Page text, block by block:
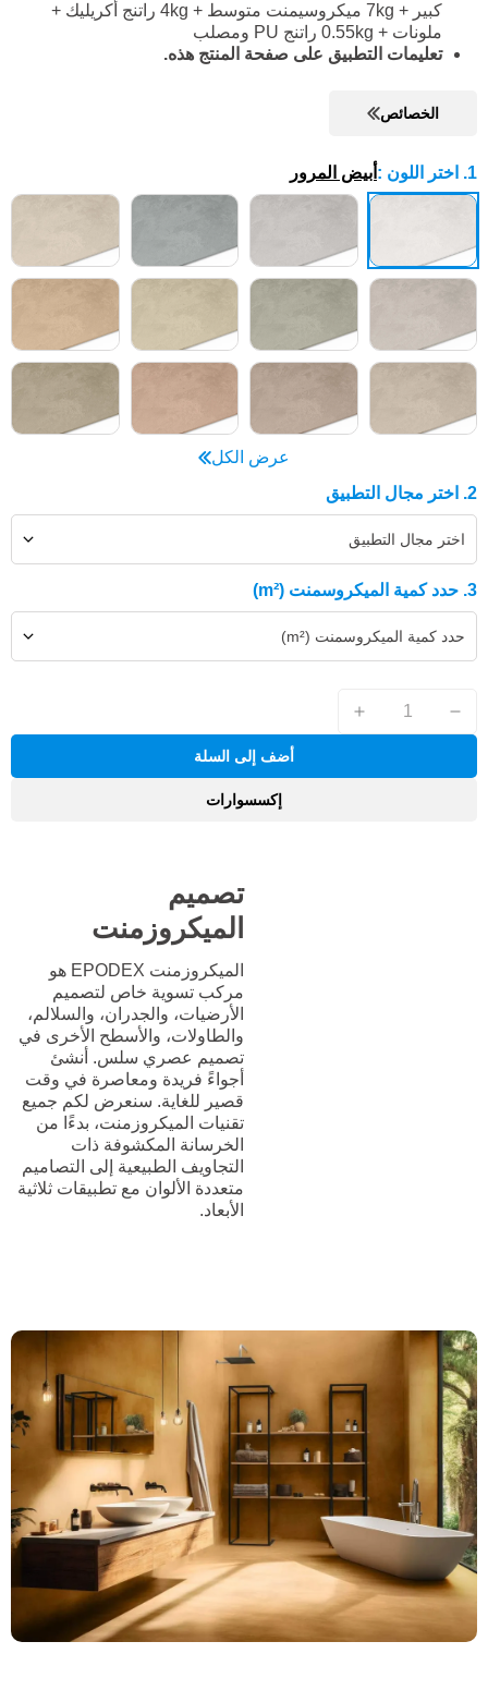
كبير + 7kg ميكروسيمنت متوسط + 4kg راتنج أكريليك +
ملونات + 0.55kg راتنج PU ومصلب
تعليمات التطبيق على صفحة المنتج هذه.
الخصائص
1. اختر اللون : أبيض المرور
عرض الكل
2. اختر مجال التطبيق
اختر مجال التطبيق
3. حدد كمية الميكروسمنت (m²)
حدد كمية الميكروسمنت (m²)
أضف إلى السلة
إكسسوارات
تصميم
الميكروزمنت
الميكروزمنت EPODEX هو
مركب تسوية خاص لتصميم
الأرضيات، والجدران، والسلالم،
والطاولات، والأسطح الأخرى في
تصميم عصري سلس. أنشئ
أجواءً فريدة ومعاصرة في وقت
قصير للغاية. سنعرض لكم جميع
تقنيات الميكروزمنت، بدءًا من
الخرسانة المكشوفة ذات
التجاويف الطبيعية إلى التصاميم
متعددة الألوان مع تطبيقات ثلاثية
الأبعاد.